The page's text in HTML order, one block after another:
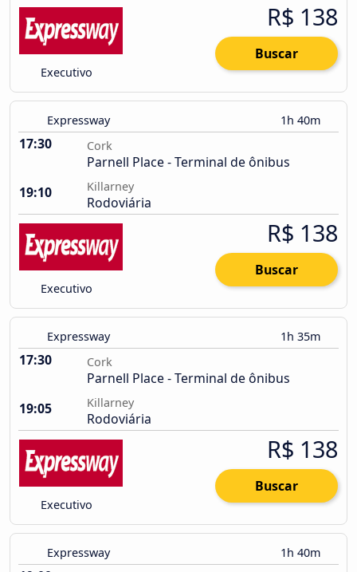
Executivo
R$ 138
Buscar
Expressway 1h 40m
17:30 Cork
Parnell Place - Terminal de ônibus
19:10
Killarney
Rodoviária
Executivo
R$ 138
Buscar
Expressway 1h 35m
17:30 Cork
Parnell Place - Terminal de ônibus
19:05
Killarney
Rodoviária
Executivo
R$ 138
Buscar
Expressway 1h 40m